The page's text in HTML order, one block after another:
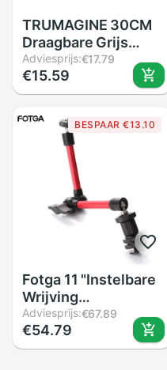
TRUMAGINE 30CM
Draagbare Grijs
Kaart Licht
Reflector Witbalans
Double Face Focus
Board met Draagtas
Adviesprijs:€17.79
€15.59
BESPAAR €13.10
Fotga 11 "Instelbare
Wrijving
Scharnierende
Magic Arm Voor Dslr
Rig Lcd Monitor Led
Adviesprijs:€67.89
€54.79